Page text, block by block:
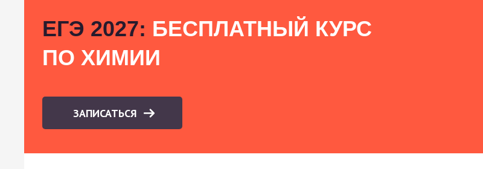
ЕГЭ 2027: БЕСПЛАТНЫЙ КУРС
ПО ХИМИИ
ЗАПИСАТЬСЯ